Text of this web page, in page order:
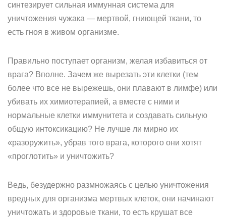
синтезирует сильная иммунная система для
уничтожения чужака — мертвой, гниющей ткани, то
есть гноя в живом организме.
Правильно поступает организм, желая избавиться от
врага? Вполне. Зачем же вырезать эти клетки (тем
более что все не вырежешь, они плавают в лимфе) или
убивать их химиотерапией, а вместе с ними и
нормальные клетки иммунитета и создавать сильную
общую интоксикацию? Не лучше ли мирно их
«разоружить», убрав того врага, которого они хотят
«проглотить» и уничтожить?
Ведь, безудержно размножаясь с целью уничтожения
вредных для организма мертвых клеток, они начинают
уничтожать и здоровые ткани, то есть крушат все